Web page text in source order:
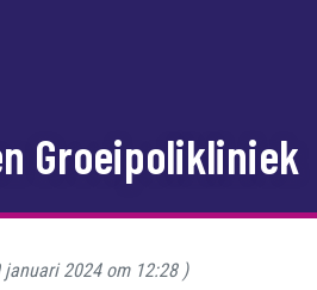
Groeipolikliniek
januari 2024 om 12:28)